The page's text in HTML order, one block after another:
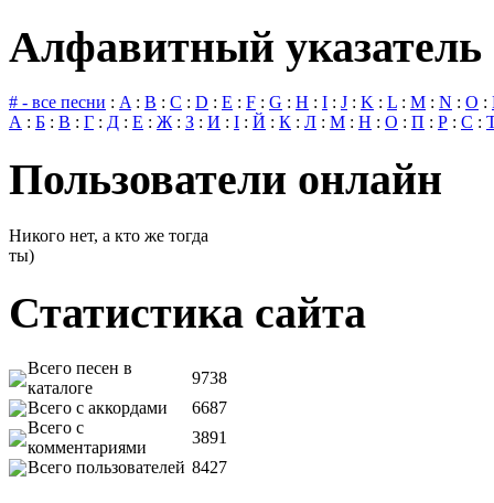
Алфавитный указатель
# - все песни : A : B : C : D : E : F : G : H : I : J : K : L : M : N : O :
А : Б : В : Г : Д : Е : Ж : З : И : І : Й : К : Л : М : Н : О : П : Р : С :
Пользователи онлайн
Никого нет, а кто же тогда
ты)
Статистика сайта
Всего песен в
каталоге
9738
Всего с аккордами
6687
Всего с
комментариями
3891
Всего пользователей 8427